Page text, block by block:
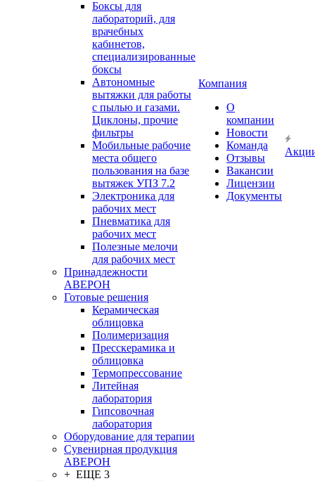
Боксы для
лабораторий, для
врачебных
кабинетов,
специализированные
боксы
Автономные
вытяжки для работы
с пылью и газами.
Циклоны, прочие
фильтры
Мобильные рабочие
места общего
пользования на базе
вытяжек УПЗ 7.2
Электроника для
рабочих мест
Пневматика для
рабочих мест
Полезные мелочи
для рабочих мест
Принадлежности
АВЕРОН
Готовые решения
Керамическая
облицовка
Полимеризация
Пресскерамика и
облицовка
Термопрессование
Литейная
лаборатория
Гипсовочная
лаборатория
Оборудование для терапии
Сувенирная продукция
АВЕРОН
+ ЕЩЕ 3
Компания
О
компании
Новости
Команда
Отзывы
Вакансии
Лицензии
Документы